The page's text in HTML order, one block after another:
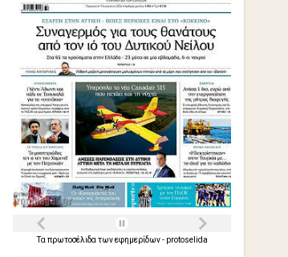
Τα πρωτοσέλιδα τωνεφημερίδων- protoselida